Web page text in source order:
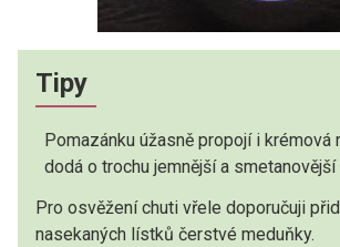
Tipy
Pomazánku úžasně propojí i krémová
dodá o trochu jemnější a smetanovější
Pro osvěžení chuti vřele doporučuji
nasekaných lístků čerstvé meduňky.